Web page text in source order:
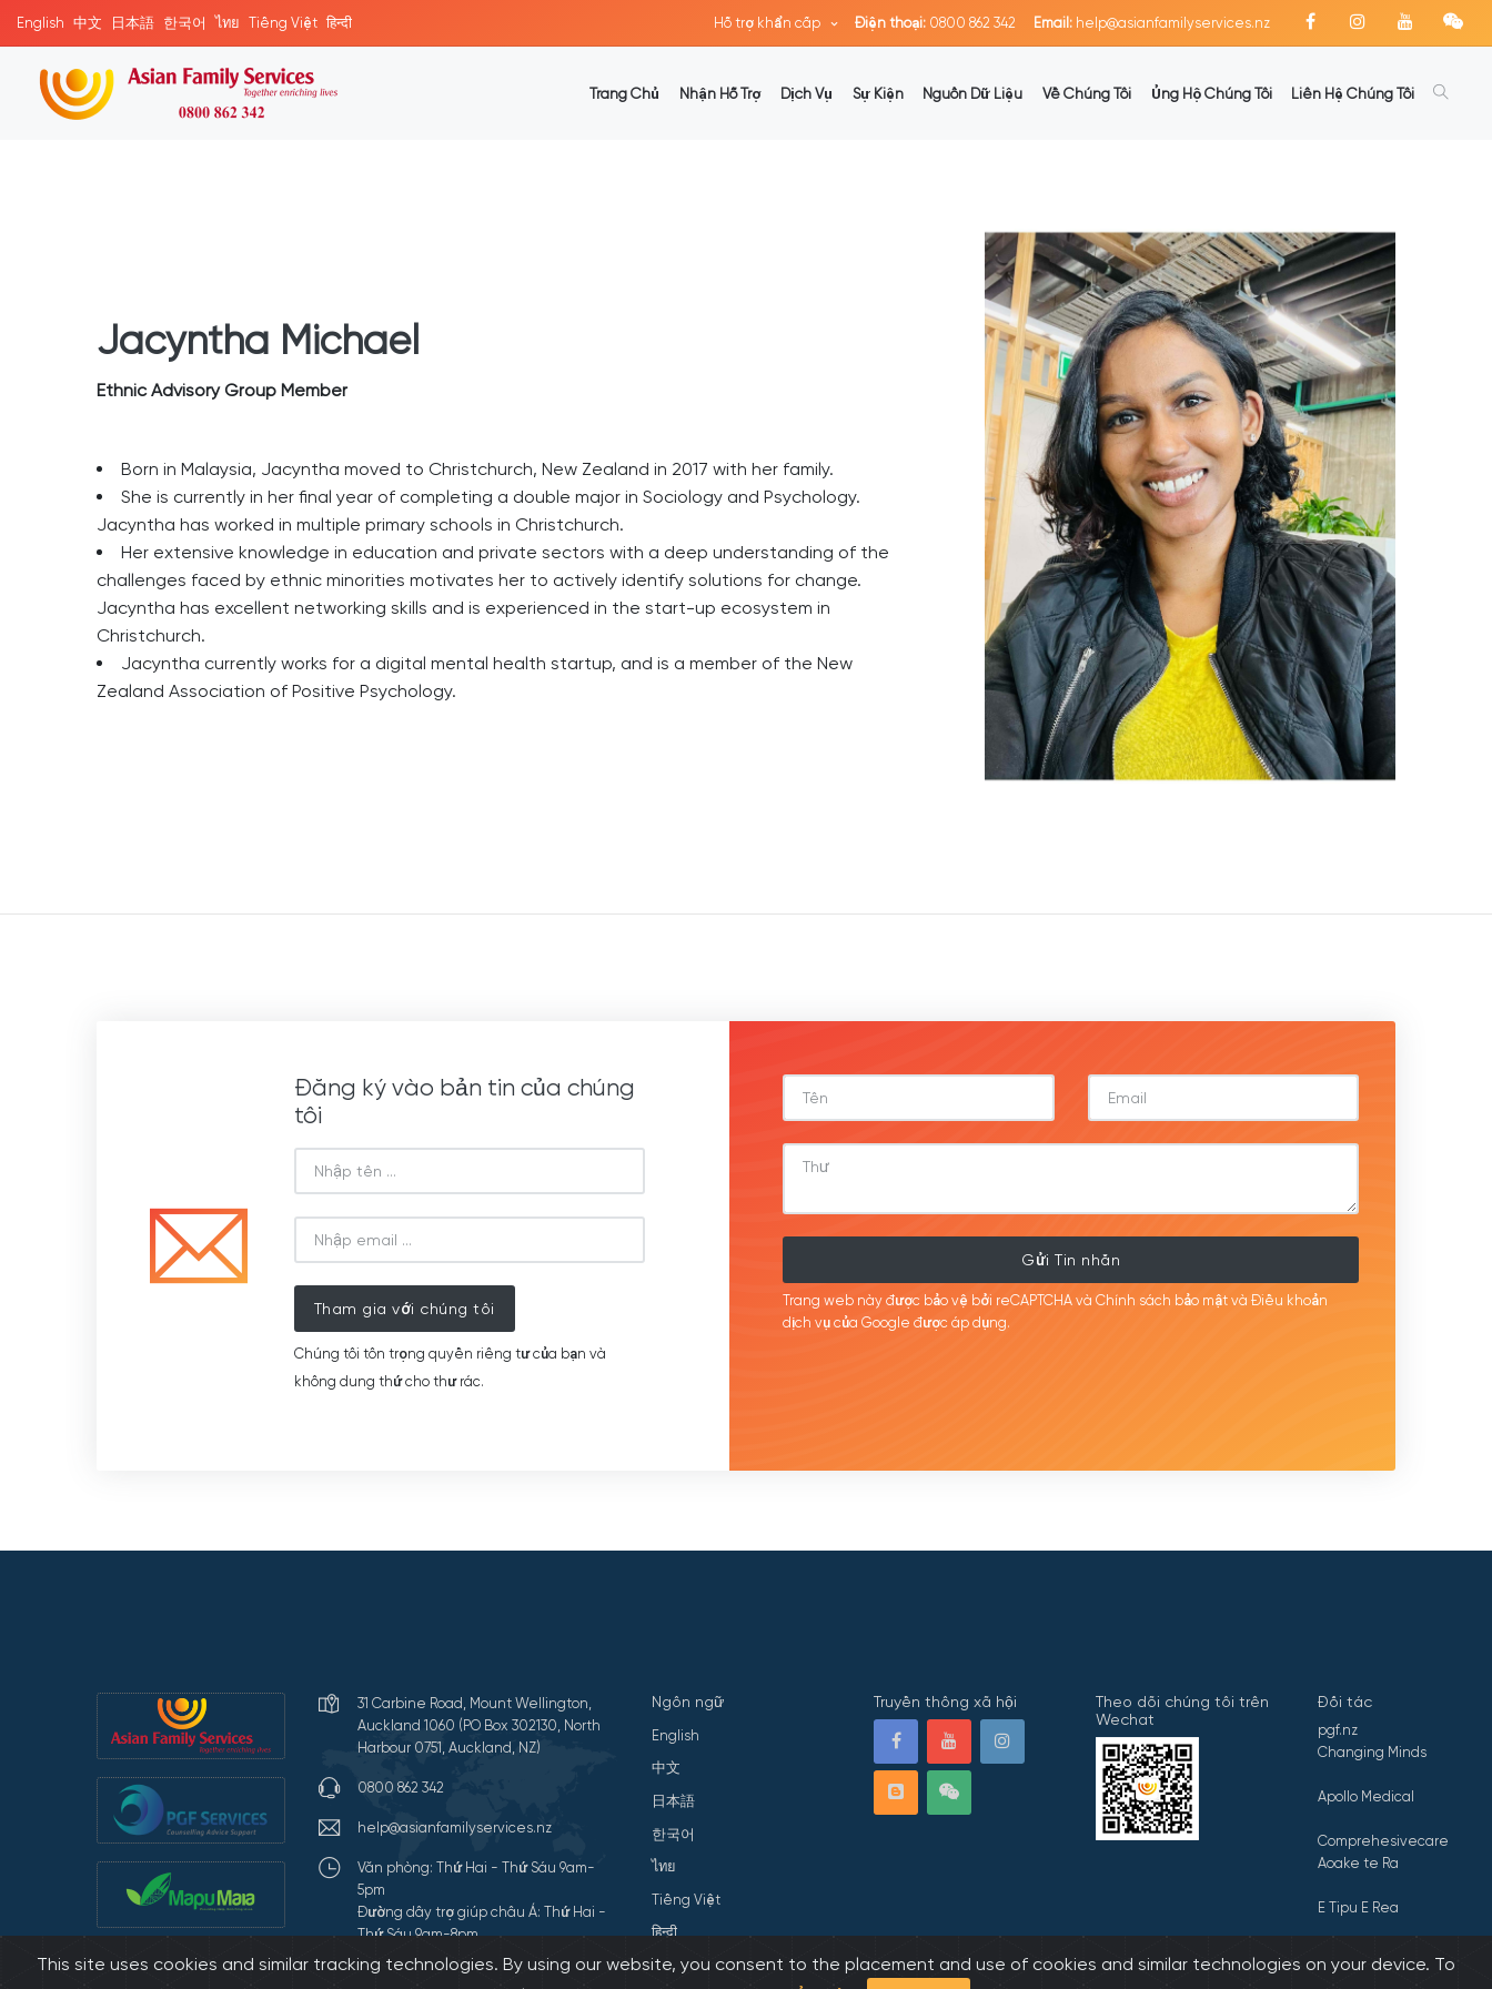
English 中文 日本語 한국어 ไทย Tiếng Việt हिन्दी Hỗ trợ khẩn cấp Điện thoại: 0800 862 342 Email: help@asianfamilyservices.nz
Trang Chủ Nhận Hỗ Trợ Dịch Vụ Sự Kiện Nguồn Dữ Liệu Về Chúng Tôi Ủng Hộ Chúng Tôi Liên Hệ Chúng Tôi
Jacyntha Michael
Ethnic Advisory Group Member
Born in Malaysia, Jacyntha moved to Christchurch, New Zealand in 2017 with her family.
She is currently in her final year of completing a double major in Sociology and Psychology.
Jacyntha has worked in multiple primary schools in Christchurch.
Her extensive knowledge in education and private sectors with a deep understanding of the
challenges faced by ethnic minorities motivates her to actively identify solutions for change.
Jacyntha has excellent networking skills and is experienced in the start-up ecosystem in
Christchurch.
Jacyntha currently works for a digital mental health startup, and is a member of the New
Zealand Association of Positive Psychology.
Đăng ký vào bản tin của chúng
tôi
Tham gia với chúng tôi
Chúng tôi tôn trọng quyền riêng tư của bạn và
không dung thứ cho thư rác.
Gửi Tin nhắn
Trang web này được bảo vệ bởi reCAPTCHA và Chính sách bảo mật và Điều khoản
dịch vụ của Google được áp dụng.
Ngôn ngữ
English
中文
日本語
한국어
ไทย
Tiếng Việt
हिन्दी
Truyền thông xã hội
Theo dõi chúng tôi trên
Wechat
31 Carbine Road, Mount Wellington,
Auckland 1060 (PO Box 302130, North
Harbour 0751, Auckland, NZ)
0800 862 342
help@asianfamilyservices.nz
Văn phòng: Thứ Hai - Thứ Sáu 9am-
5pm
Đường dây trợ giúp châu Á: Thứ Hai -
Thứ Sáu 9am-8pm
Terms of Use and Privacy Statement
Đối tác
pgf.nz
Changing Minds
Apollo Medical
Comprehesivecare
Aoake te Ra
E Tipu E Rea
This site uses cookies and similar tracking technologies. By using our website, you consent to the placement and use of cookies and similar technologies on your device. To